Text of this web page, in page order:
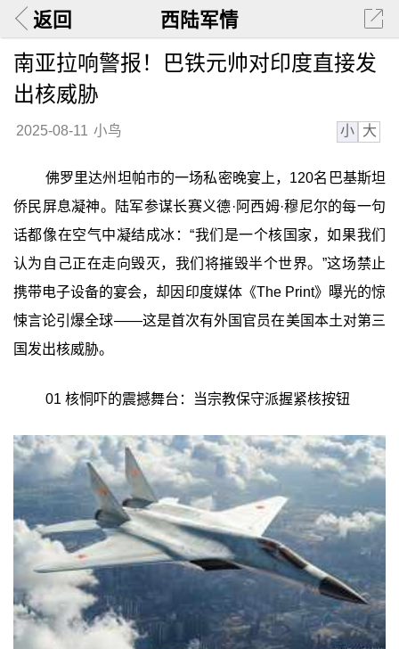
返回 西陆军情
南亚拉响警报！巴铁元帅对印度直接发
出核威胁
2025-08-11 小鸟 小 大
佛罗里达州坦帕市的一场私密晚宴上，120名巴基斯坦
侨民屏息凝神。陆军参谋长赛义德·阿西姆·穆尼尔的每一句
话都像在空气中凝结成冰：“我们是一个核国家，如果我们
认为自己正在走向毁灭，我们将摧毁半个世界。”这场禁止
携带电子设备的宴会，却因印度媒体《The Print》曝光的惊
悚言论引爆全球——这是首次有外国官员在美国本土对第三
国发出核威胁。
01 核恫吓的震撼舞台：当宗教保守派握紧核按钮